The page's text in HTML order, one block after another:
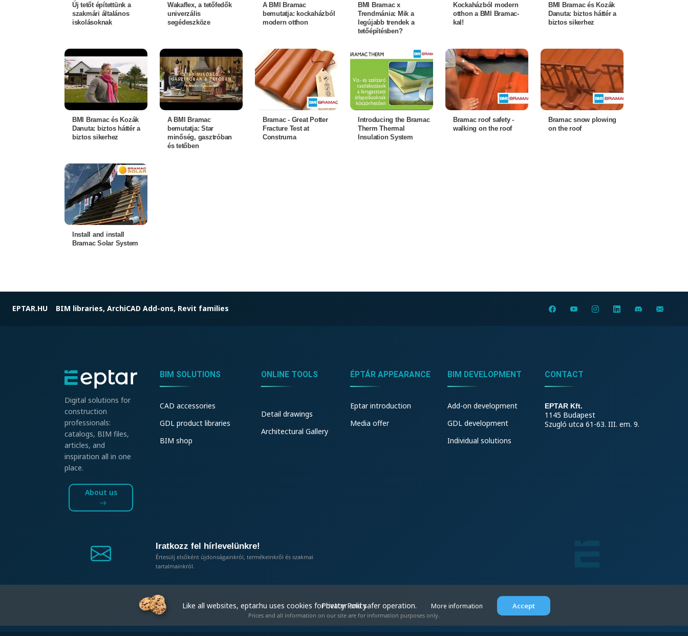
Új tetőt építettünk a
szakmári általános
iskolásoknak
Wakaflex, a tetőfedők
univerzális
segédeszköze
A BMI Bramac
bemutatja: kockaházból
modern otthon
BMI Bramac x
Trendmánia: Mik a
legújabb trendek a
tetőépítésben?
Kockaházból modern
otthon a BMI Bramac-
kal!
BMI Bramac és Kozák
Danuta: biztos háttér a
biztos sikerhez
BMI Bramac és Kozák
Danuta: biztos háttér a
biztos sikerhez
A BMI Bramac
bemutatja: Star
minőség, gasztróban
és tetőben
Bramac - Great Potter
Fracture Test at
Construma
Introducing the Bramac
Therm Thermal
Insulation System
Bramac roof safety -
walking on the roof
Bramac snow plowing
on the roof
Install and install
Bramac Solar System
EPTAR.HU BIM libraries, ArchiCAD Add-ons, Revit families
Digital solutions for
construction
professionals:
catalogs, BIM files,
articles, and
inspiration all in one
place.
About us
BIM SOLUTIONS
CAD accessories
GDL product libraries
BIM shop
ONLINE TOOLS
Detail drawings
Architectural Gallery
ÉPTÁR APPEARANCE
Eptar introduction
Media offer
BIM DEVELOPMENT
Add-on development
GDL development
Individual solutions
CONTACT
EPTAR Kft.
1145 Budapest
Szugló utca 61-63. III. em. 9.
Iratkozz fel hírlevelünkre!
Értesülj elsőként újdonságainkról, termékeinkről és szakmai
tartalmainkról.
Privacy Policy
Prices and all information on our site are for information purposes only.
Like all websites, eptar.hu uses cookies for better and safer operation. More information Accept